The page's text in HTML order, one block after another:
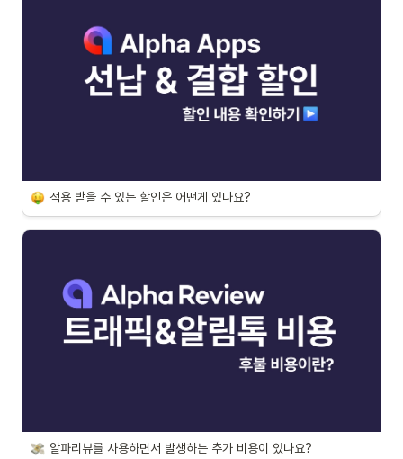
적용 받을 수 있는 할인은 어떤게 있나요?
알파리뷰를 사용하면서 발생하는 추가 비용이 있나요?